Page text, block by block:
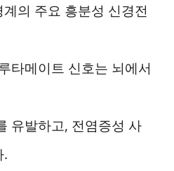
의 주요 흥분성 신경전
타메이트 신호는 뇌에서
유발하고, 전염증성 사
.